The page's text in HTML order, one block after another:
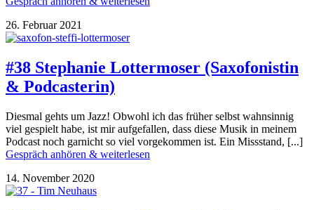
26. Februar 2021
#38 Stephanie Lottermoser (Saxofonistin
& Podcasterin)
Diesmal gehts um Jazz! Obwohl ich das früher selbst wahnsinnig
viel gespielt habe, ist mir aufgefallen, dass diese Musik in meinem
Podcast noch garnicht so viel vorgekommen ist. Ein Missstand, [...]
Gespräch anhören & weiterlesen
14. November 2020